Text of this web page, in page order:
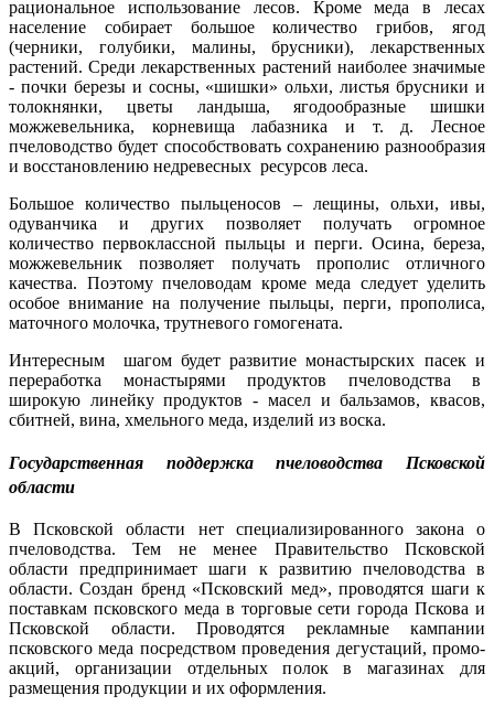
рациональное использование лесов. Кроме меда в лесах
население собирает большое количество грибов, ягод
(черники, голубики, малины, брусники), лекарственных
растений. Среди лекарственных растений наиболее значимые
- почки березы и сосны, «шишки» ольхи, листья брусники и
толокнянки, цветы ландыша, ягодообразные шишки
можжевельника, корневища лабазника и т. д. Лесное
пчеловодство будет способствовать сохранению разнообразия
и восстановлению недревесных ресурсов леса.
Большое количество пыльценосов – лещины, ольхи, ивы,
одуванчика и других позволяет получать огромное
количество первоклассной пыльцы и перги. Осина, береза,
можжевельник позволяет получать прополис отличного
качества. Поэтому пчеловодам кроме меда следует уделить
особое внимание на получение пыльцы, перги, прополиса,
маточного молочка, трутневого гомогената.
Интересным шагом будет развитие монастырских пасек и
переработка монастырями продуктов пчеловодства в
широкую линейку продуктов - масел и бальзамов, квасов,
сбитней, вина, хмельного меда, изделий из воска.
Государственная поддержка пчеловодства Псковской
области
В Псковской области нет специализированного закона о
пчеловодства. Тем не менее Правительство Псковской
области предпринимает шаги к развитию пчеловодства в
области. Создан бренд «Псковский мед», проводятся шаги к
поставкам псковского меда в торговые сети города Пскова и
Псковской области. Проводятся рекламные кампании
псковского меда посредством проведения дегустаций, промо-
акций, организации отдельных полок в магазинах для
размещения продукции и их оформления.